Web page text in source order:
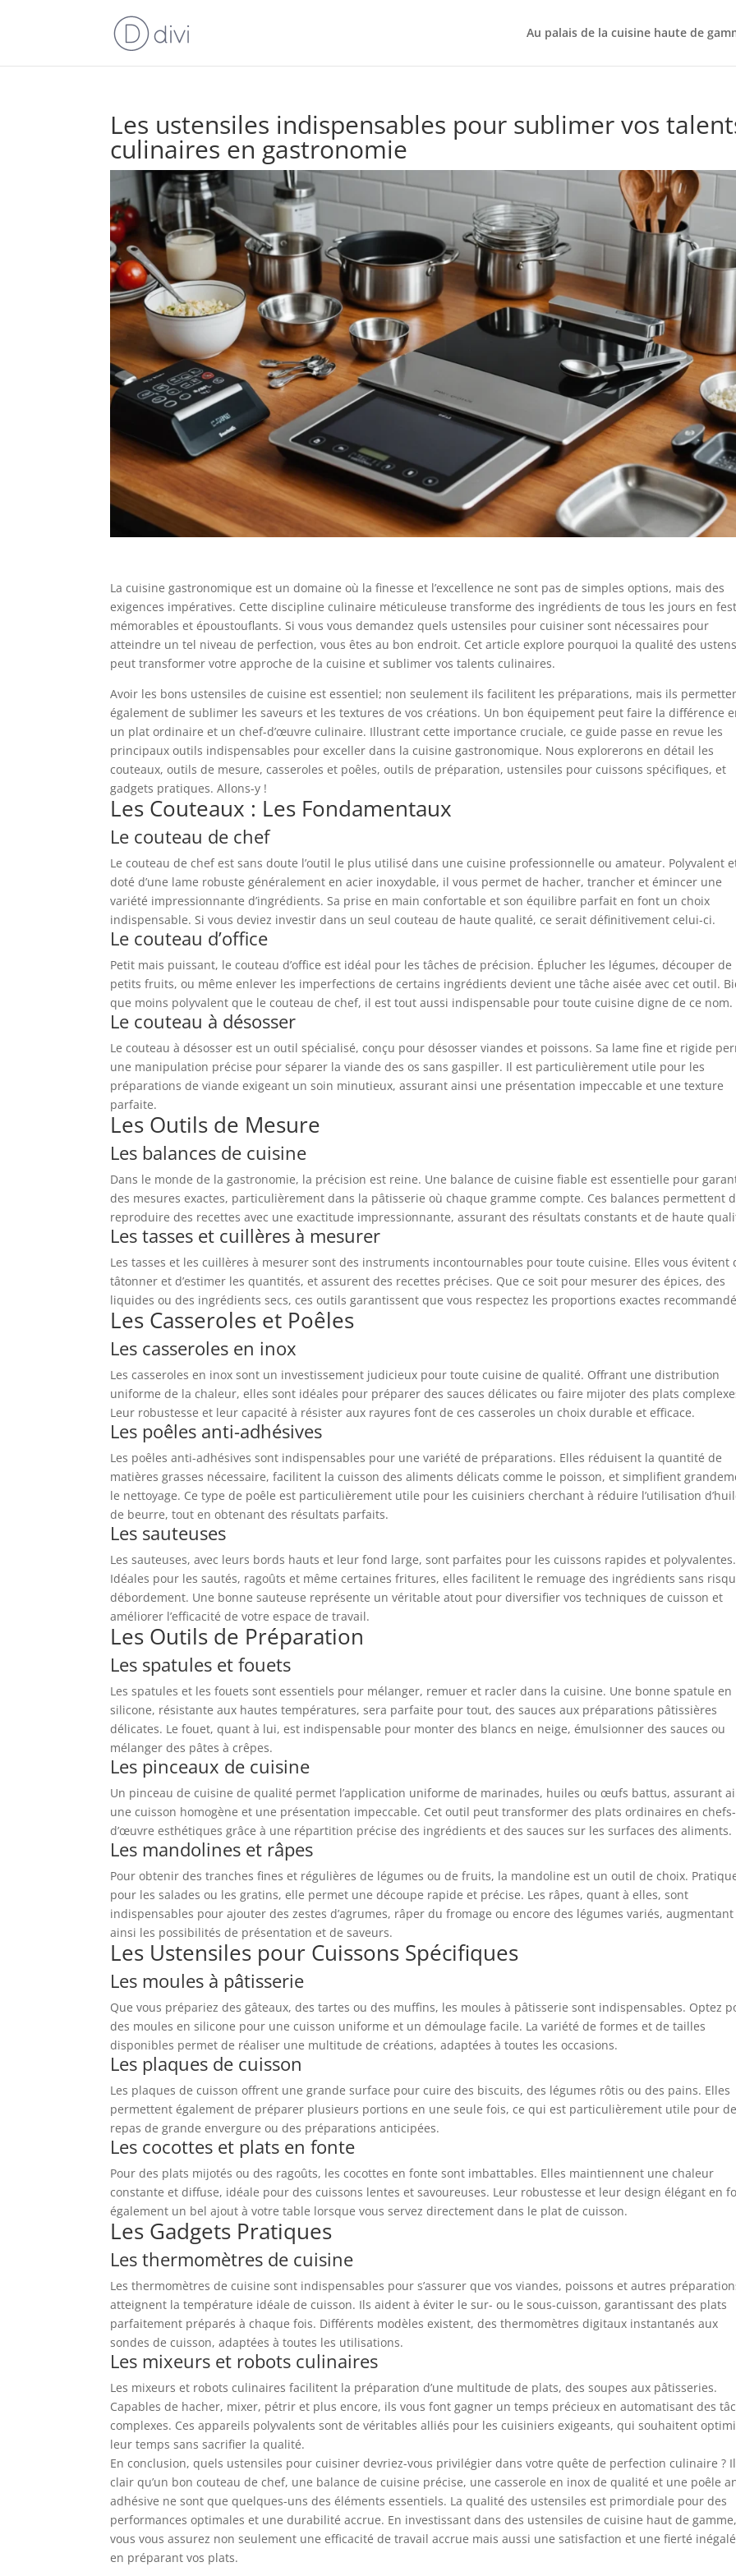
Au palais de la cuisine haute de
Les ustensiles indispensables pour sublimer vos
culinaires en gastronomie
La cuisine gastronomique est un domaine où la finesse et l’excellence ne sont pas de simples options, mais des
exigences impératives. Cette discipline culinaire méticuleuse transforme des ingrédients de tous les jours en
mémorables et époustouflants. Si vous vous demandez quels ustensiles pour cuisiner sont nécessaires pour
atteindre un tel niveau de perfection, vous êtes au bon endroit. Cet article explore pourquoi la qualité des
peut transformer votre approche de la cuisine et sublimer vos talents culinaires.
Avoir les bons ustensiles de cuisine est essentiel; non seulement ils facilitent les préparations, mais ils
également de sublimer les saveurs et les textures de vos créations. Un bon équipement peut faire la différence
un plat ordinaire et un chef-d’œuvre culinaire. Illustrant cette importance cruciale, ce guide passe en revue les
principaux outils indispensables pour exceller dans la cuisine gastronomique. Nous explorerons en détail les
couteaux, outils de mesure, casseroles et poêles, outils de préparation, ustensiles pour cuissons spécifiques, et
gadgets pratiques. Allons-y !
Les Couteaux : Les Fondamentaux
Le couteau de chef
Le couteau de chef est sans doute l’outil le plus utilisé dans une cuisine professionnelle ou amateur. Polyvalent
doté d’une lame robuste généralement en acier inoxydable, il vous permet de hacher, trancher et émincer une
variété impressionnante d’ingrédients. Sa prise en main confortable et son équilibre parfait en font un choix
indispensable. Si vous deviez investir dans un seul couteau de haute qualité, ce serait définitivement celui-ci.
Le couteau d’office
Petit mais puissant, le couteau d’office est idéal pour les tâches de précision. Éplucher les légumes, découper de
petits fruits, ou même enlever les imperfections de certains ingrédients devient une tâche aisée avec cet outil.
que moins polyvalent que le couteau de chef, il est tout aussi indispensable pour toute cuisine digne de ce nom.
Le couteau à désosser
Le couteau à désosser est un outil spécialisé, conçu pour désosser viandes et poissons. Sa lame fine et rigide
une manipulation précise pour séparer la viande des os sans gaspiller. Il est particulièrement utile pour les
préparations de viande exigeant un soin minutieux, assurant ainsi une présentation impeccable et une texture
parfaite.
Les Outils de Mesure
Les balances de cuisine
Dans le monde de la gastronomie, la précision est reine. Une balance de cuisine fiable est essentielle pour
des mesures exactes, particulièrement dans la pâtisserie où chaque gramme compte. Ces balances permettent
reproduire des recettes avec une exactitude impressionnante, assurant des résultats constants et de haute
Les tasses et cuillères à mesurer
Les tasses et les cuillères à mesurer sont des instruments incontournables pour toute cuisine. Elles vous évitent
tâtonner et d’estimer les quantités, et assurent des recettes précises. Que ce soit pour mesurer des épices, des
liquides ou des ingrédients secs, ces outils garantissent que vous respectez les proportions exactes
Les Casseroles et Poêles
Les casseroles en inox
Les casseroles en inox sont un investissement judicieux pour toute cuisine de qualité. Offrant une distribution
uniforme de la chaleur, elles sont idéales pour préparer des sauces délicates ou faire mijoter des plats
Leur robustesse et leur capacité à résister aux rayures font de ces casseroles un choix durable et efficace.
Les poêles anti-adhésives
Les poêles anti-adhésives sont indispensables pour une variété de préparations. Elles réduisent la quantité de
matières grasses nécessaire, facilitent la cuisson des aliments délicats comme le poisson, et simplifient
le nettoyage. Ce type de poêle est particulièrement utile pour les cuisiniers cherchant à réduire l’utilisation
de beurre, tout en obtenant des résultats parfaits.
Les sauteuses
Les sauteuses, avec leurs bords hauts et leur fond large, sont parfaites pour les cuissons rapides et polyvalentes.
Idéales pour les sautés, ragoûts et même certaines fritures, elles facilitent le remuage des ingrédients sans
débordement. Une bonne sauteuse représente un véritable atout pour diversifier vos techniques de cuisson et
améliorer l’efficacité de votre espace de travail.
Les Outils de Préparation
Les spatules et fouets
Les spatules et les fouets sont essentiels pour mélanger, remuer et racler dans la cuisine. Une bonne spatule en
silicone, résistante aux hautes températures, sera parfaite pour tout, des sauces aux préparations pâtissières
délicates. Le fouet, quant à lui, est indispensable pour monter des blancs en neige, émulsionner des sauces ou
mélanger des pâtes à crêpes.
Les pinceaux de cuisine
Un pinceau de cuisine de qualité permet l’application uniforme de marinades, huiles ou œufs battus, assurant
une cuisson homogène et une présentation impeccable. Cet outil peut transformer des plats ordinaires en chefs-
d’œuvre esthétiques grâce à une répartition précise des ingrédients et des sauces sur les surfaces des aliments.
Les mandolines et râpes
Pour obtenir des tranches fines et régulières de légumes ou de fruits, la mandoline est un outil de choix.
pour les salades ou les gratins, elle permet une découpe rapide et précise. Les râpes, quant à elles, sont
indispensables pour ajouter des zestes d’agrumes, râper du fromage ou encore des légumes variés, augmentant
ainsi les possibilités de présentation et de saveurs.
Les Ustensiles pour Cuissons Spécifiques
Les moules à pâtisserie
Que vous prépariez des gâteaux, des tartes ou des muffins, les moules à pâtisserie sont indispensables. Optez
des moules en silicone pour une cuisson uniforme et un démoulage facile. La variété de formes et de tailles
disponibles permet de réaliser une multitude de créations, adaptées à toutes les occasions.
Les plaques de cuisson
Les plaques de cuisson offrent une grande surface pour cuire des biscuits, des légumes rôtis ou des pains. Elles
permettent également de préparer plusieurs portions en une seule fois, ce qui est particulièrement utile pour
repas de grande envergure ou des préparations anticipées.
Les cocottes et plats en fonte
Pour des plats mijotés ou des ragoûts, les cocottes en fonte sont imbattables. Elles maintiennent une chaleur
constante et diffuse, idéale pour des cuissons lentes et savoureuses. Leur robustesse et leur design élégant en
également un bel ajout à votre table lorsque vous servez directement dans le plat de cuisson.
Les Gadgets Pratiques
Les thermomètres de cuisine
Les thermomètres de cuisine sont indispensables pour s’assurer que vos viandes, poissons et autres
atteignent la température idéale de cuisson. Ils aident à éviter le sur- ou le sous-cuisson, garantissant des plats
parfaitement préparés à chaque fois. Différents modèles existent, des thermomètres digitaux instantanés aux
sondes de cuisson, adaptées à toutes les utilisations.
Les mixeurs et robots culinaires
Les mixeurs et robots culinaires facilitent la préparation d’une multitude de plats, des soupes aux pâtisseries.
Capables de hacher, mixer, pétrir et plus encore, ils vous font gagner un temps précieux en automatisant des
complexes. Ces appareils polyvalents sont de véritables alliés pour les cuisiniers exigeants, qui souhaitent
leur temps sans sacrifier la qualité.
En conclusion, quels ustensiles pour cuisiner devriez-vous privilégier dans votre quête de perfection culinaire ?
clair qu’un bon couteau de chef, une balance de cuisine précise, une casserole en inox de qualité et une poêle
adhésive ne sont que quelques-uns des éléments essentiels. La qualité des ustensiles est primordiale pour des
performances optimales et une durabilité accrue. En investissant dans des ustensiles de cuisine haut de gamme,
vous vous assurez non seulement une efficacité de travail accrue mais aussi une satisfaction et une fierté
en préparant vos plats.